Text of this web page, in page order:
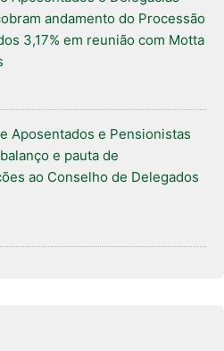
andamento do Processão
3,17% em reunião com Motta
Aposentados e Pensionistas
e pauta de
ao Conselho de Delegados